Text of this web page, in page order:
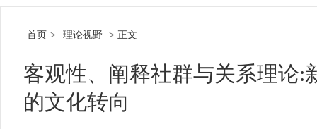
首页 > 理论视野 > 正文
客观性、阐释社群与关系理论:
的文化转向